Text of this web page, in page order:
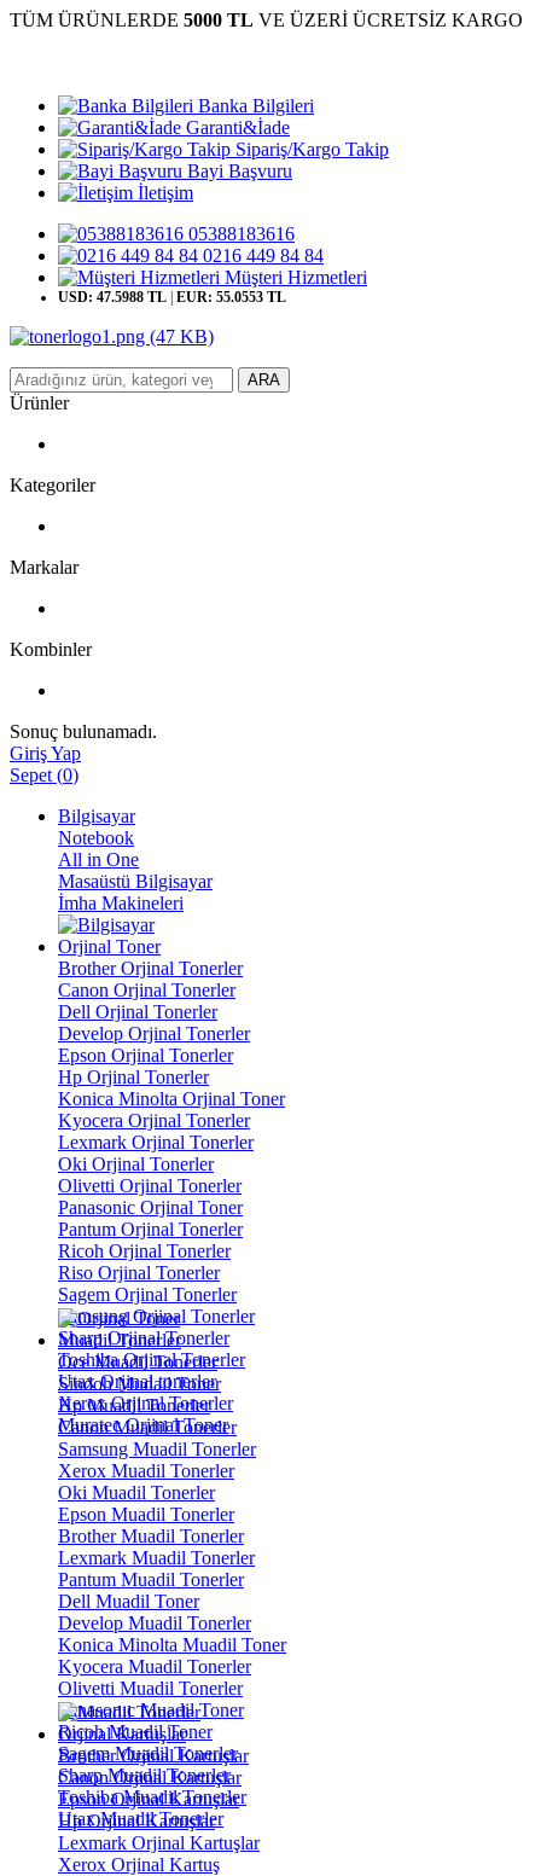
TÜM ÜRÜNLERDE 5000 TL VE ÜZERİ ÜCRETSİZ KARGO
Banka Bilgileri
Garanti&İade
Sipariş/Kargo Takip
Bayi Başvuru
İletişim
05388183616
0216 449 84 84
Müşteri Hizmetleri
USD: 47.5988 TL EUR: 55.0553 TL
ARA
Ürünler
Kategoriler
Markalar
Kombinler
Sonuç bulunamadı.
Giriş Yap
Sepet (0)
Bilgisayar
Notebook
All in One
Masaüstü Bilgisayar
İmha Makineleri
Orjinal Toner
Brother Orjinal Tonerler
Canon Orjinal Tonerler
Dell Orjinal Tonerler
Develop Orjinal Tonerler
Epson Orjinal Tonerler
Hp Orjinal Tonerler
Konica Minolta Orjinal Toner
Kyocera Orjinal Tonerler
Lexmark Orjinal Tonerler
Oki Orjinal Tonerler
Olivetti Orjinal Tonerler
Panasonic Orjinal Toner
Pantum Orjinal Tonerler
Ricoh Orjinal Tonerler
Riso Orjinal Tonerler
Sagem Orjinal Tonerler
Samsung Orjinal Tonerler
Sharp Orjinal Tonerler
Toshiba Orjinal Tonerler
Utax Orjinal tonerler
Xerox Orjinal Tonerler
Muratec Orjinal Toner
Muadil Tonerler
Oce Muadil Tonerler
Sindoh Mudail Toner
Hp Muadil Tonerler
Canon Muadil Tonerler
Samsung Muadil Tonerler
Xerox Muadil Tonerler
Oki Muadil Tonerler
Epson Muadil Tonerler
Brother Muadil Tonerler
Lexmark Muadil Tonerler
Pantum Muadil Tonerler
Dell Muadil Toner
Develop Muadil Tonerler
Konica Minolta Muadil Toner
Kyocera Muadil Tonerler
Olivetti Muadil Tonerler
Panasonıc Muadil Toner
Ricoh Muadil Toner
Sagem Muadil Tonerler
Sharp Muadil Tonerler
Toshiba Muadil Tonerler
Utax Muadil Tonerler
Orjinal Kartuşlar
Brother Orjinal Kartuşlar
Canon Orjinal Kartuşlar
Epson Orjinal Kartuşlar
Hp Orjinal Kartuşlar
Lexmark Orjinal Kartuşlar
Xerox Orjinal Kartuş